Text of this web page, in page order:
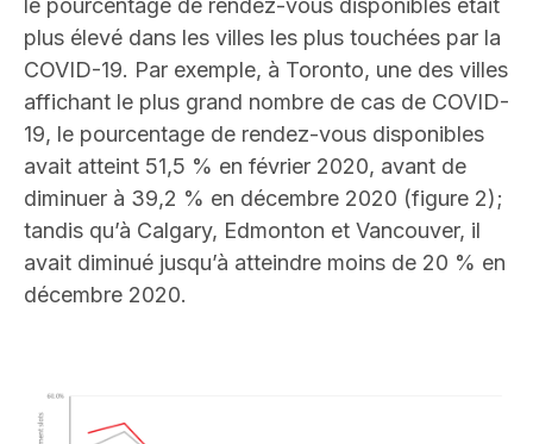
le pourcentage de rendez-vous disponibles était
plus élevé dans les villes les plus touchées par la
COVID-19. Par exemple, à Toronto, une des villes
affichant le plus grand nombre de cas de COVID-
19, le pourcentage de rendez-vous disponibles
avait atteint 51,5 % en février 2020, avant de
diminuer à 39,2 % en décembre 2020 (figure 2);
tandis qu’à Calgary, Edmonton et Vancouver, il
avait diminué jusqu’à atteindre moins de 20 % en
décembre 2020.
Image